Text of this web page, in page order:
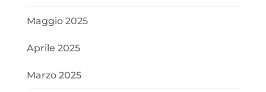
Maggio 2025
Aprile 2025
Marzo 2025